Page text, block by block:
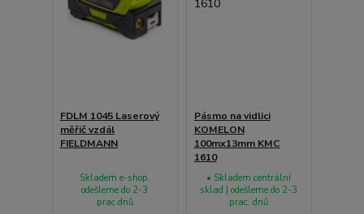
FDLM 1045 Laserový
měřič vzdál
FIELDMANN
Skladem e-shop,
odešleme do 2-3
prac.dnů
Pásmo na vidlici
KOMELON
100mx13mm KMC
1610
• Skladem centrální
sklad | odešleme do 2-3
prac. dnů